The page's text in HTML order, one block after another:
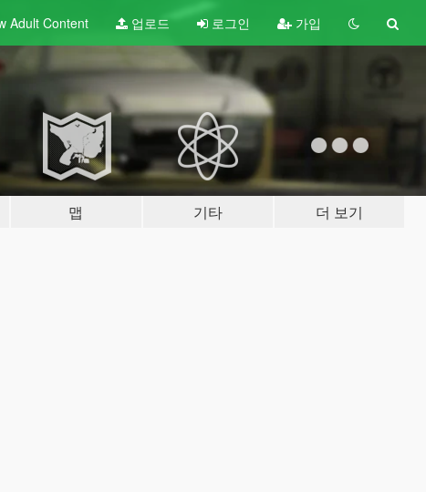
AdultContent 업로드 로그인 가입
맵 기타 더 보기